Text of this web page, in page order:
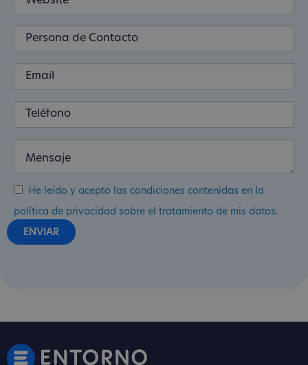
He leído y acepto las condiciones contenidas en la
política de privacidad sobre el tratamiento de mis datos.